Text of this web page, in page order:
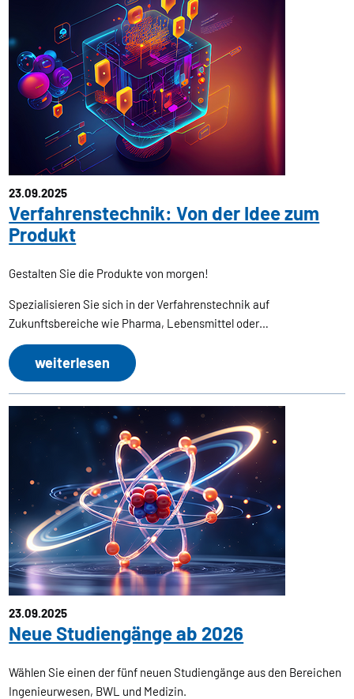
23.09.2025
Verfahrenstechnik: Von der Idee zum
Produkt
Gestalten Sie die Produkte von morgen!
Spezialisieren Sie sich in der Verfahrenstechnik auf
Zukunftsbereiche wie Pharma, Lebensmittel oder…
weiterlesen
23.09.2025
Neue Studiengänge ab 2026
Wählen Sie einen der fünf neuen Studiengänge aus den Bereichen
Ingenieurwesen, BWL und Medizin.